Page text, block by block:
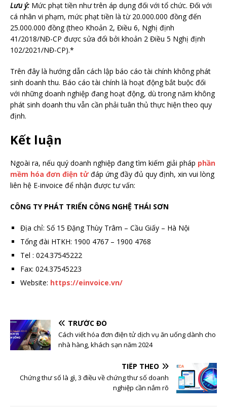
Lưu ý: Mức phạt tiền như trên áp dụng đối với tổ chức. Đối với
cá nhân vi phạm, mức phạt tiền là từ 20.000.000 đồng đến
25.000.000 đồng (theo Khoản 2, Điều 6, Nghị định
41/2018/NĐ-CP được sửa đổi bởi khoản 2 Điều 5 Nghị định
102/2021/NĐ-CP).*
Trên đây là hướng dẫn cách lập báo cáo tài chính không phát
sinh doanh thu. Báo cáo tài chính là hoạt động bắt buộc đối
với những doanh nghiệp đang hoạt động, dù trong năm không
phát sinh doanh thu vẫn cần phải tuân thủ thực hiện theo quy
định.
Kết luận
Ngoài ra, nếu quý doanh nghiệp đang tìm kiếm giải pháp phần
mềm hóa đơn điện tửđáp ứng đầy đủ quy định, xin vui lòng
liên hệ E-invoice để nhận được tư vấn:
CÔNG TY PHÁT TRIỂN CÔNG NGHỆ THÁI SƠN
Địa chỉ: Số 15 Đặng Thùy Trâm – Cầu Giấy – Hà Nội
Tổng đài HTKH: 1900 4767 – 1900 4768
Tel : 024.37545222
Fax: 024.37545223
Website: https://einvoice.vn/
TRƯỚC ĐÓ
Cách viết hóa đơn điện tử dịch vụ ăn uống dành cho
nhà hàng, khách sạn năm 2024
TIẾP THEO
Chứng thư số là gì, 3 điều về chứng thư số doanh
nghiệp cần nắm rõ